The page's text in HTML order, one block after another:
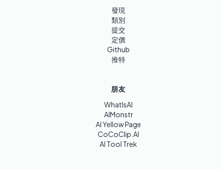
發現
類別
提交
定價
Github
推特
朋友
WhatIsAI
AIMonstr
AI Yellow Page
CoCoClip.AI
AI Tool Trek